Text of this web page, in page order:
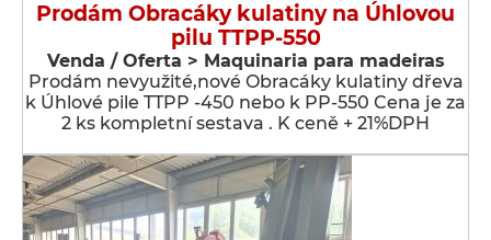
Prodám Obracáky kulatiny na Úhlovou
pilu TTPP-550
Venda / Oferta > Maquinaria para madeiras
Prodám nevyužité,nové Obracáky kulatiny dřeva
k Úhlové pile TTPP -450 nebo k PP-550 Cena je za
2 ks kompletní sestava . K ceně + 21%DPH